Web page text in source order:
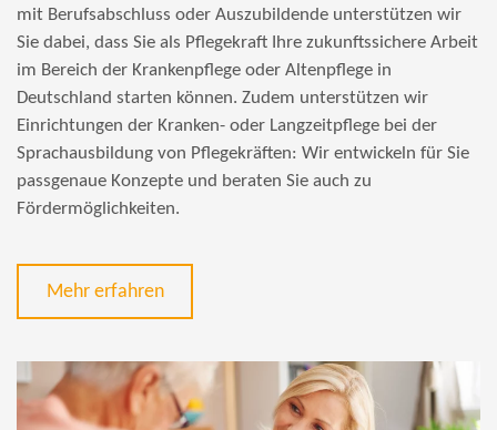
mit Berufsabschluss oder Auszubildende unterstützen wir
Sie dabei, dass Sie als Pflegekraft Ihre zukunftssichere Arbeit
im Bereich der Krankenpflege oder Altenpflege in
Deutschland starten können. Zudem unterstützen wir
Einrichtungen der Kranken- oder Langzeitpflege bei der
Sprachausbildung von Pflegekräften: Wir entwickeln für Sie
passgenaue Konzepte und beraten Sie auch zu
Fördermöglichkeiten.
Mehr erfahren